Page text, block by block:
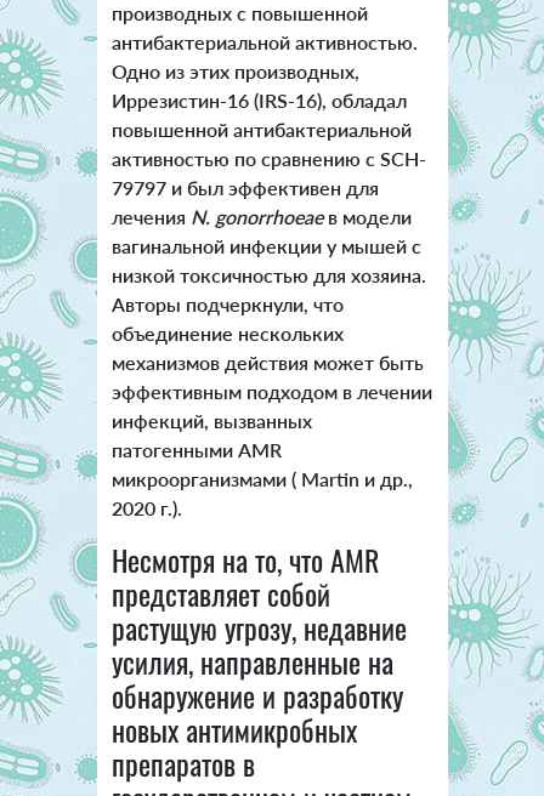
производных с повышенной
антибактериальной активностью.
Одно из этих производных,
Иррезистин-16 (IRS-16), обладал
повышенной антибактериальной
активностью по сравнению с SCH-
79797 и был эффективен для
лечения N. gonorrhoeaeв модели
вагинальной инфекции у мышей с
низкой токсичностью для хозяина.
Авторы подчеркнули, что
объединение нескольких
механизмов действия может быть
эффективным подходом в лечении
инфекций, вызванных
патогенными AMR
микроорганизмами ( Martin и др.,
2020 г.).
Несмотря на то, что AMR
представляет собой
растущую угрозу, недавние
усилия, направленные на
обнаружение и разработку
новых антимикробных
препаратов в